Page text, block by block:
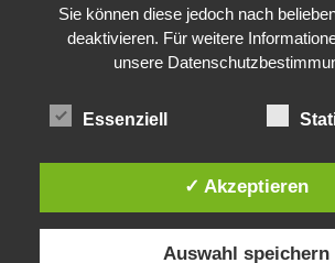
Sie können diese jedoch nach
deaktivieren. Für weitere
unsere
Essenziell
✓ Akzeptieren
Auswahl speichern